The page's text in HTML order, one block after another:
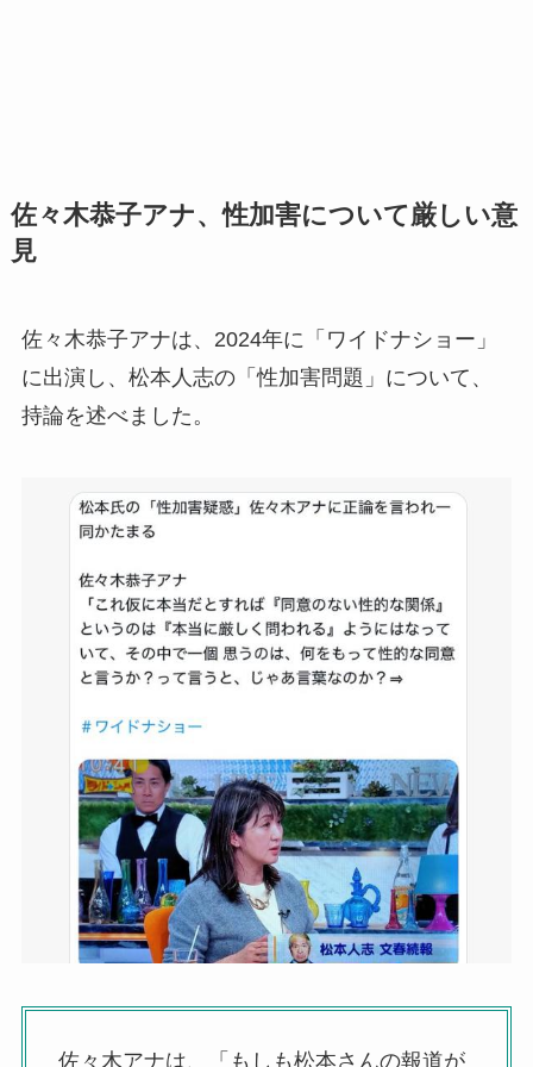
佐々木恭子アナ、性加害について厳しい意
見
佐々木恭子アナは、2024年に「ワイドナショー」
に出演し、松本人志の「性加害問題」について、
持論を述べました。
佐々木アナは、「もしも松本さんの報道が